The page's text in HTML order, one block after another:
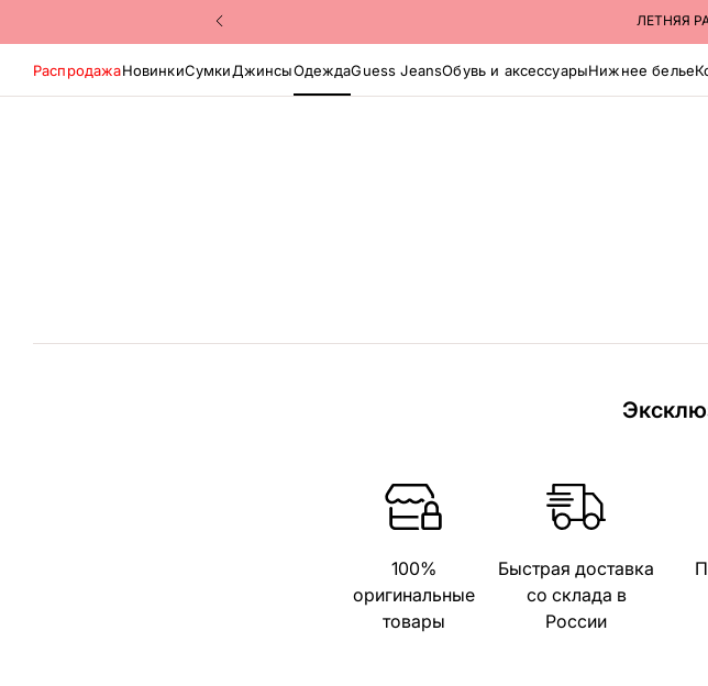
ЛЕТНЯЯ
РаспродажаНовинкиСумкиДжинсыОдеждаGuess JeansОбувь и аксессуарыНижнее белье
100%
оригинальные
товары
Быстрая доставка
со склада в
России